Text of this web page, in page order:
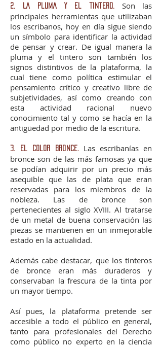
2. La pluma y el tintero. Son las
principales herramientas que utilizaban
los escribanos, hoy en día sigue siendo
un símbolo para identificar la actividad
de pensar y crear. De igual manera la
pluma y el tintero son también los
signos distintivos de la plataforma, la
cual tiene como política estimular el
pensamiento crítico y creativo libre de
subjetividades, así como creando con
esta actividad racional nuevo
conocimiento tal y como se hacía en la
antigüedad por medio de la escritura.
3. El color bronce. Las escribanías en
bronce son de las más famosas ya que
se podían adquirir por un precio más
asequible que las de plata que eran
reservadas para los miembros de la
nobleza. Las de bronce son
pertenecientes al siglo XVIII. Al tratarse
de un metal de buena conservación las
piezas se mantienen en un inmejorable
estado en la actualidad.
Además cabe destacar, que los tinteros
de bronce eran más duraderos y
conservaban la frescura de la tinta por
un mayor tiempo.
Así pues, la plataforma pretende ser
accesible a todo el público en general,
tanto para profesionales del Derecho
como público no experto en la ciencia